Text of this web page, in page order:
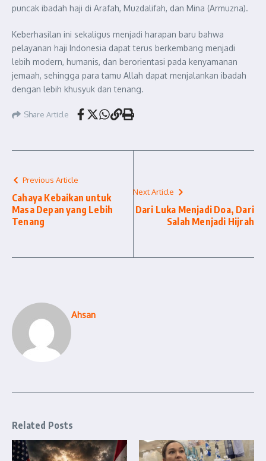
puncak ibadah haji di Arafah, Muzdalifah, dan Mina (Armuzna).
Keberhasilan ini sekaligus menjadi harapan baru bahwa
pelayanan haji Indonesia dapat terus berkembang menjadi
lebih modern, humanis, dan berorientasi pada kenyamanan
jemaah, sehingga para tamu Allah dapat menjalankan ibadah
dengan lebih khusyuk dan tenang.
Share Article
Previous Article
Cahaya Kebaikan untuk
Masa Depan yang Lebih
Tenang
Next Article
Dari Luka Menjadi Doa, Dari
Salah Menjadi Hijrah
Ahsan
Related Posts